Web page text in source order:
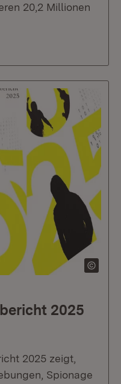
20,2 Millionen
2025
2025 zeigt,
Spionage